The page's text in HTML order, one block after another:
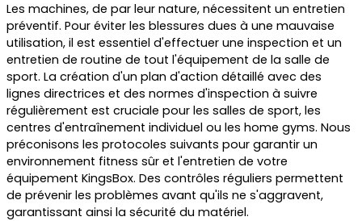
Les machines, de par leur nature, nécessitent un entretien
préventif. Pour éviter les blessures dues à une mauvaise
utilisation, il est essentiel d'effectuer une inspection et un
entretien de routine de tout l'équipement de la salle de
sport. La création d'un plan d'action détaillé avec des
lignes directrices et des normes d'inspection à suivre
régulièrement est cruciale pour les salles de sport, les
centres d'entraînement individuel ou les home gyms. Nous
préconisons les protocoles suivants pour garantir un
environnement fitness sûr et l'entretien de votre
équipement KingsBox. Des contrôles réguliers permettent
de prévenir les problèmes avant qu'ils ne s'aggravent,
garantissant ainsi la sécurité du matériel.